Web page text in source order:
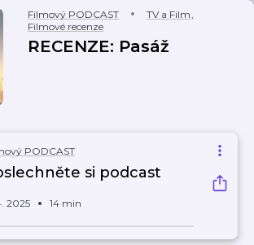
Filmový PODCAST TV a Film,
Filmové recenze
RECENZE: Pasáž
PODCAST
si podcast
2025 14 min